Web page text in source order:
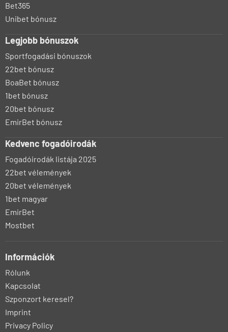
Bet365
Unibet bónusz
Legjobb bónuszok
Sportfogadási bónuszok
22bet bónusz
BoaBet bónusz
1bet bónusz
20bet bónusz
EmirBet bónusz
Kedvenc fogadóirodák
Fogadóirodák listája 2025
22bet vélemények
20bet vélemények
1bet magyar
EmirBet
Mostbet
Információk
Rólunk
Kapcsolat
Szponzort keresel?
Imprint
Privacy Policy